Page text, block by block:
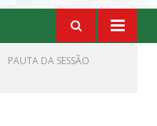
PAUTA DA SESSÃO